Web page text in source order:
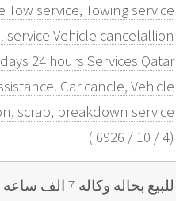
service, Towing service
service Vehicle cancelallion
24 hours Services Qatar
Car cancle, Vehicle
scrap, breakdown service,
(
4
/
10
/
6926
)
للبيع بحاله وكاله 7 الف ساعه دبل فورويل